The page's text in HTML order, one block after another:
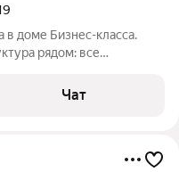
в доме Бизнес-класса.
рядом: все
квартире сделан
балкон,
Чат